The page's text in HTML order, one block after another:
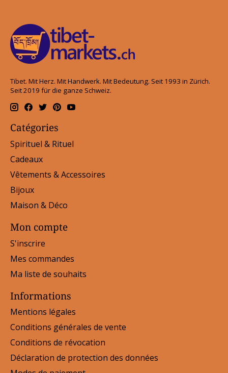
Tibet. Mit Herz. Mit Handwerk. Mit Bedeutung. Seit 1993 in Zürich.
Seit 2019 für die ganze Schweiz.
Catégories
Spirituel & Rituel
Cadeaux
Vêtements & Accessoires
Bijoux
Maison & Déco
Mon compte
S'inscrire
Mes commandes
Ma liste de souhaits
Informations
Mentions légales
Conditions générales de vente
Conditions de révocation
Déclaration de protection des données